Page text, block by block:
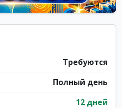
Требуются
Полный день
12 дней